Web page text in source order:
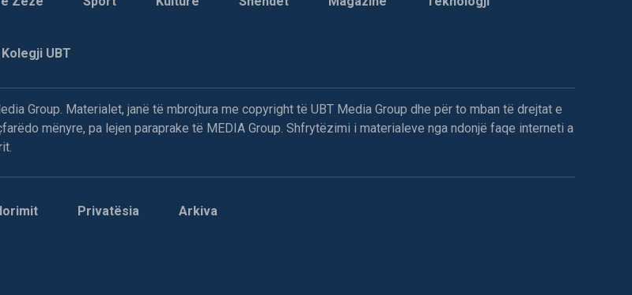
Kolegji UBT
Group. Materialet, janë të mbrojtura me copyright të UBT Media Group dhe për to mban të drejtat e
mënyre, pa lejen paraprake të MEDIA Group. Shfrytëzimi i materialeve nga ndonjë faqe interneti a
Privatësia Arkiva